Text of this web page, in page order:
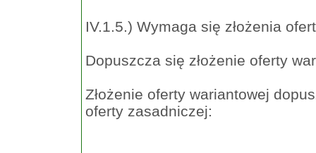
IV.1.5.) Wymaga się złożenia
Dopuszcza się złożenie oferty
Złożenie oferty wariantowej
oferty zasadniczej: